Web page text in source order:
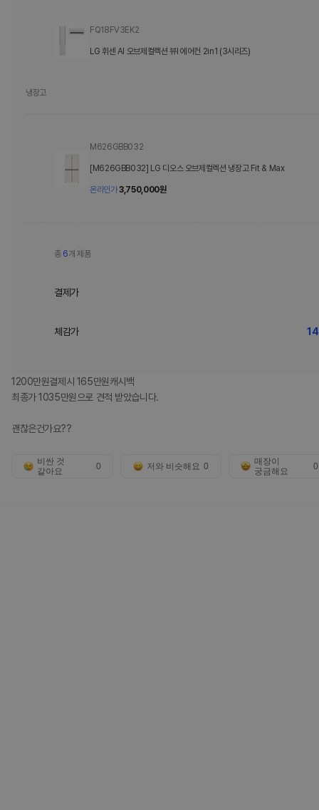
FQ18FV3EK2
LG 휘센 AI 오브제컬렉션 뷰I 에어컨 2in1 (3시리즈)
냉장고
M626GBB032
[M626GBB032] LG 디오스 오브제컬렉션 냉장고 Fit & Max
온라인가3,750,000원
총 6개 제품
결제가
체감가 14
1200만원결제시 165만원캐시백
최종가 1035만원으로 견적 받았습니다.
괜찮은건가요??
비싼 것
같아요
0 저와 비슷해요 0
매장이
궁금해요
0